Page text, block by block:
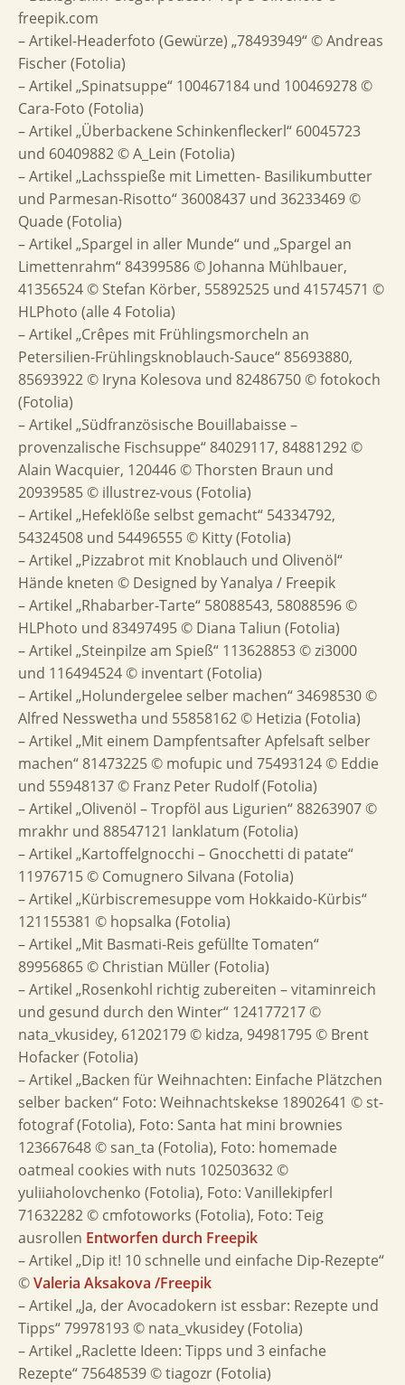
freepik.com
– Artikel-Headerfoto (Gewürze) „78493949“ © Andreas
Fischer (Fotolia)
– Artikel „Spinatsuppe“ 100467184 und 100469278 ©
Cara-Foto (Fotolia)
– Artikel „Überbackene Schinkenfleckerl“ 60045723
und 60409882 © A_Lein (Fotolia)
– Artikel „Lachsspieße mit Limetten- Basilikumbutter
und Parmesan-Risotto“ 36008437 und 36233469 ©
Quade (Fotolia)
– Artikel „Spargel in aller Munde“ und „Spargel an
Limettenrahm“ 84399586 © Johanna Mühlbauer,
41356524 © Stefan Körber, 55892525 und 41574571 ©
HLPhoto (alle 4 Fotolia)
– Artikel „Crêpes mit Frühlingsmorcheln an
Petersilien-Frühlingsknoblauch-Sauce“ 85693880,
85693922 © Iryna Kolesova und 82486750 © fotokoch
(Fotolia)
– Artikel „Südfranzösische Bouillabaisse –
provenzalische Fischsuppe“ 84029117, 84881292 ©
Alain Wacquier, 120446 © Thorsten Braun und
20939585 © illustrez-vous (Fotolia)
– Artikel „Hefeklöße selbst gemacht“ 54334792,
54324508 und 54496555 © Kitty (Fotolia)
– Artikel „Pizzabrot mit Knoblauch und Olivenöl“
Hände kneten © Designed by Yanalya / Freepik
– Artikel „Rhabarber-Tarte“ 58088543, 58088596 ©
HLPhoto und 83497495 © Diana Taliun (Fotolia)
– Artikel „Steinpilze am Spieß“ 113628853 © zi3000
und 116494524 © inventart (Fotolia)
– Artikel „Holundergelee selber machen“ 34698530 ©
Alfred Nesswetha und 55858162 © Hetizia (Fotolia)
– Artikel „Mit einem Dampfentsafter Apfelsaft selber
machen“ 81473225 © mofupic und 75493124 © Eddie
und 55948137 © Franz Peter Rudolf (Fotolia)
– Artikel „Olivenöl – Tropföl aus Ligurien“ 88263907 ©
mrakhr und 88547121 lanklatum (Fotolia)
– Artikel „Kartoffelgnocchi – Gnocchetti di patate“
11976715 © Comugnero Silvana (Fotolia)
– Artikel „Kürbiscremesuppe vom Hokkaido-Kürbis“
121155381 © hopsalka (Fotolia)
– Artikel „Mit Basmati-Reis gefüllte Tomaten“
89956865 © Christian Müller (Fotolia)
– Artikel „Rosenkohl richtig zubereiten – vitaminreich
und gesund durch den Winter“ 124177217 ©
nata_vkusidey, 61202179 © kidza, 94981795 © Brent
Hofacker (Fotolia)
– Artikel „Backen für Weihnachten: Einfache Plätzchen
selber backen“ Foto: Weihnachtskekse 18902641 © st-
fotograf (Fotolia), Foto: Santa hat mini brownies
123667648 © san_ta (Fotolia), Foto: homemade
oatmeal cookies with nuts 102503632 ©
yuliiaholovchenko (Fotolia), Foto: Vanillekipferl
71632282 © cmfotoworks (Fotolia), Foto: Teig
ausrollen Entworfen durch Freepik
– Artikel „Dip it! 10 schnelle und einfache Dip-Rezepte“
©Valeria Aksakova /Freepik
– Artikel „Ja, der Avocadokern ist essbar: Rezepte und
Tipps“ 79978193 © nata_vkusidey (Fotolia)
– Artikel „Raclette Ideen: Tipps und 3 einfache
Rezepte“ 75648539 © tiagozr (Fotolia)